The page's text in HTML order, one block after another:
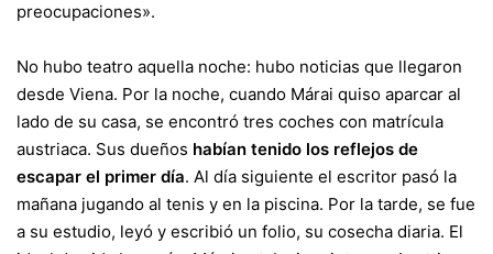
preocupaciones».
No hubo teatro aquella noche: hubo noticias que llegaron
desde Viena. Por la noche, cuando Márai quiso aparcar al
lado de su casa, se encontró tres coches con matrícula
austriaca. Sus dueños habían tenido los reflejos de
escapar el primer día. Al día siguiente el escritor pasó la
mañana jugando al tenis y en la piscina. Por la tarde, se fue
a su estudio, leyó y escribió un folio, su cosecha diaria. El